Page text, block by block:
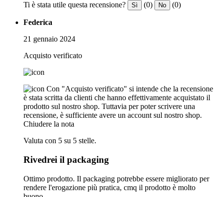
Ti è stata utile questa recensione? Sì (0) No (0)
Federica
21 gennaio 2024
Acquisto verificato
Con "Acquisto verificato" si intende che la recensione
è stata scritta da clienti che hanno effettivamente acquistato il
prodotto sul nostro shop. Tuttavia per poter scrivere una
recensione, è sufficiente avere un account sul nostro shop.
Chiudere la nota
Valuta con 5 su 5 stelle.
Rivedrei il packaging
Ottimo prodotto. Il packaging potrebbe essere migliorato per
rendere l'erogazione più pratica, cmq il prodotto è molto